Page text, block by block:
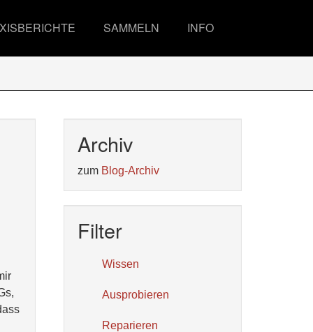
SAMMELN INFO
Archiv
zum Blog-Archiv
Filter
Wissen
Ausprobieren
Reparieren